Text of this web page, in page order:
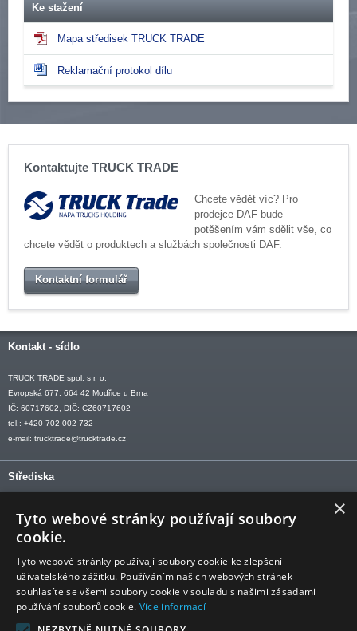
Ke stažení
Mapa středisek TRUCK TRADE
Reklamační protokol dílu
Kontaktujte TRUCK TRADE
Chcete vědět víc? Pro
prodejce DAF bude
potěšením vám sdělit vše, co
chcete vědět o produktech a službách společnosti DAF.
Kontaktní formulář
Kontakt - sídlo
TRUCK TRADE spol. s r. o.
Evropská 677, 664 42 Modřice u Brna
IČ: 60717602, DIČ: CZ60717602
tel.: +420 702 002 732
e-mail: trucktrade@trucktrade.cz
Střediska
OSTRAVA tel: +420 602 547 882
OTROKOVICE tel: +420 577 110 921-2
Sledujte nás
×
Tyto webové stránky používají soubory
cookie.
Tyto webové stránky používají soubory cookie ke zlepšení
uživatelského zážitku. Používáním našich webových stránek
souhlasíte se všemi soubory cookie v souladu s našimi zásadami
používání souborů cookie. Více informací